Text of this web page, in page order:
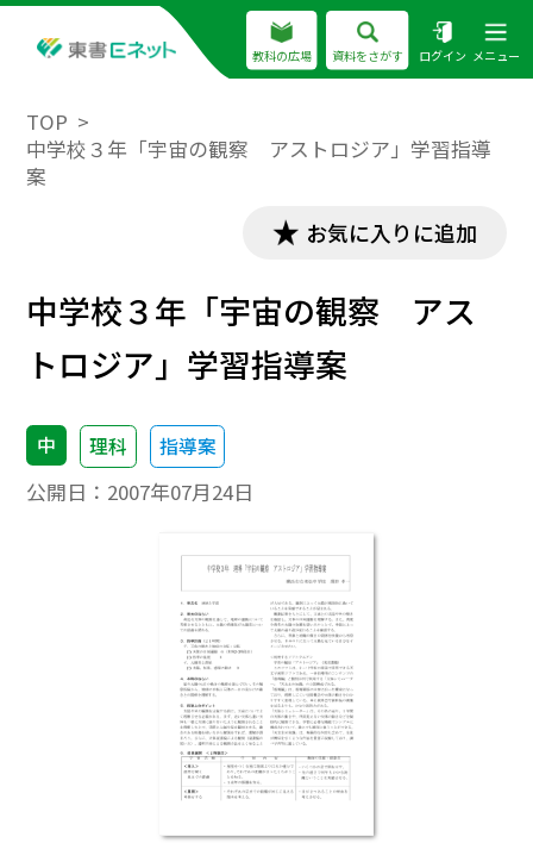
教科の広場 資料をさがす ログイン メニュー
TOP
中学校３年「宇宙の観察 アストロジア」学習指導
案
お気に入りに追加
中学校３年「宇宙の観察 アス
トロジア」学習指導案
中 理科 指導案
公開日： 2007年07月24日